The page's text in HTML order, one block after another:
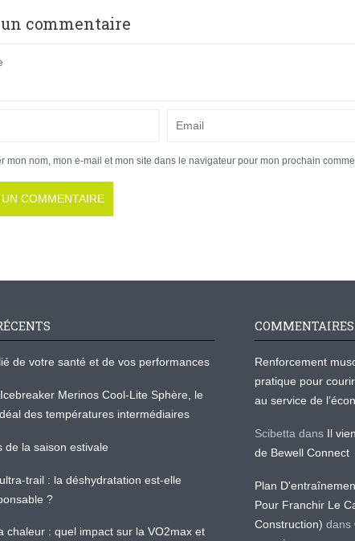
commentaire
mon nom, mon e-mail et mon site dans le navigateur pour mon prochain
de votre santé et de vos performances
Merinos Cool-Lite Sphère, le
des températures intermédiaires
de la saison estivale
trail : la déshydratation est-elle
?
chaleur : quel impact sur la VO2max et
Renforcement
pratique pour
au service de
Scibetta dans Il
de Bewell Connect
Plan
Pour Franchir Le
Construction) dans